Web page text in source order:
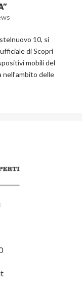
10, si
di Scopri
mobili del
delle